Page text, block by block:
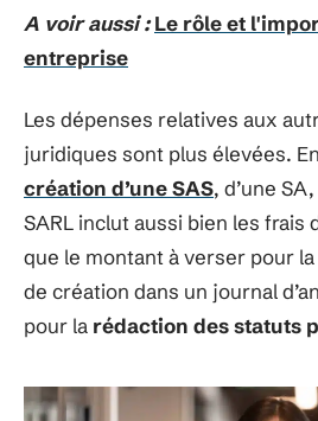
A voir aussi : Le rôle et
entreprise
Les dépenses relatives aux
juridiques sont plus élevées.
création d’une SAS, d’une
SARL inclut aussi bien les frais
que le montant à verser pour la
de création dans un journal
pour la rédaction des statuts